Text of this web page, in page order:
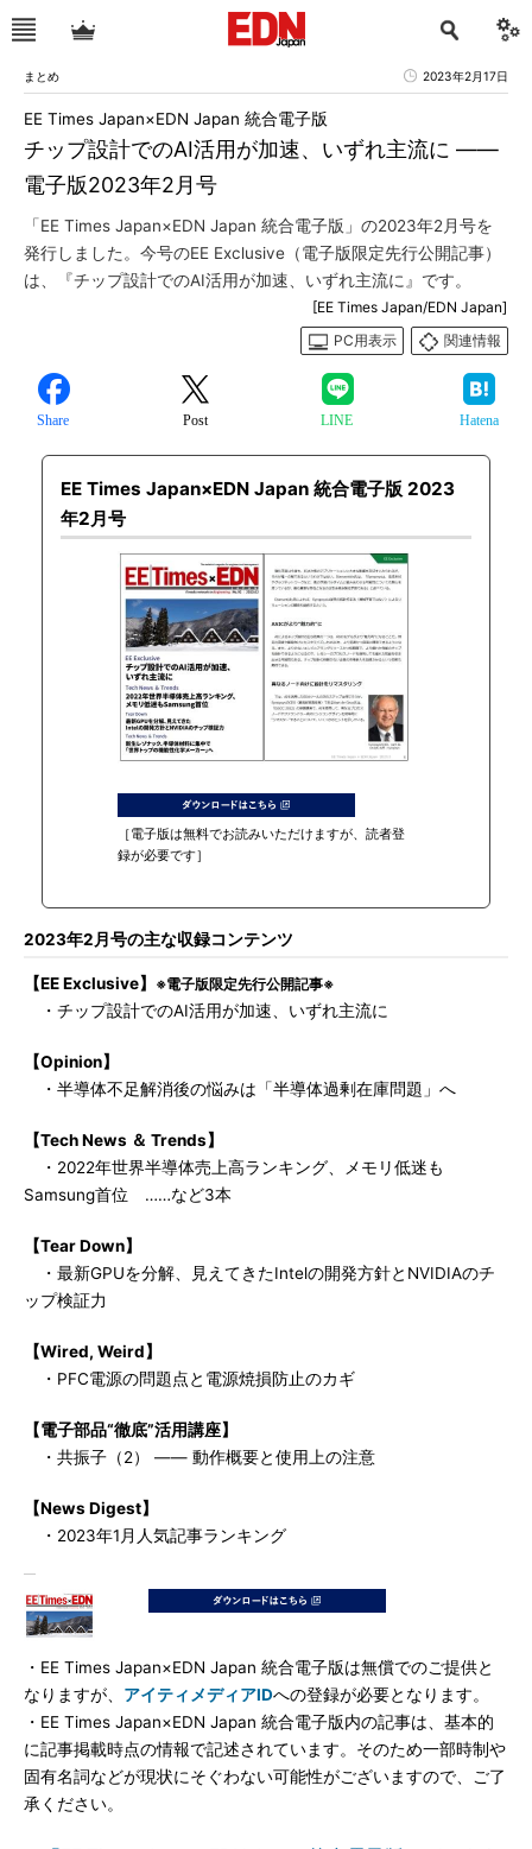
まとめ 2023年2月17日
チップ設計でのAI活用が加速、いずれ主流に ――
電子版2023年2月号
EE Times Japan×EDN Japan 統合電子版
「EE Times Japan×EDN Japan 統合電子版」の2023年2月号を
発行しました。今号のEE Exclusive（電子版限定先行公開記事）
は、『チップ設計でのAI活用が加速、いずれ主流に』です。
[EE Times Japan/EDN Japan]
PC用表示
関連情報
Share Post LINE Hatena
EE Times Japan×EDN Japan 統合電子版 2023
年2月号
［電子版は無料でお読みいただけますが、読者登
録が必要です］
2023年2月号の主な収録コンテンツ
【EE Exclusive】 ※電子版限定先行公開記事※
・チップ設計でのAI活用が加速、いずれ主流に
【Opinion】
・半導体不足解消後の悩みは「半導体過剰在庫問題」へ
【Tech News ＆ Trends】
・2022年世界半導体売上高ランキング、メモリ低迷も
Samsung首位 ……など3本
【Tear Down】
・最新GPUを分解、見えてきたIntelの開発方針とNVIDIAのチ
ップ検証力
【Wired, Weird】
・PFC電源の問題点と電源焼損防止のカギ
【電子部品“徹底”活用講座】
・共振子（2） ―― 動作概要と使用上の注意
【News Digest】
・2023年1月人気記事ランキング
・EE Times Japan×EDN Japan 統合電子版は無償でのご提供と
なりますが、 アイティメディアIDへの登録が必要となります。
・EE Times Japan×EDN Japan 統合電子版内の記事は、基本的
に記事掲載時点の情報で記述されています。そのため一部時制や
固有名詞などが現状にそぐわない可能性がございますので、ご了
承ください。